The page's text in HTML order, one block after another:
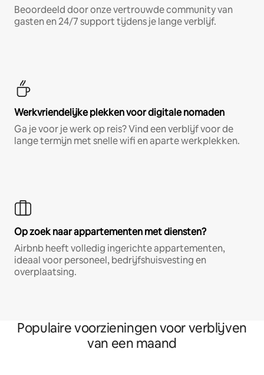
Beoordeeld door onze vertrouwde community van
gasten en 24/7 support tijdens je lange verblijf.
Werkvriendelijke plekken voor digitale nomaden
Ga je voor je werk op reis? Vind een verblijf voor de
lange termijn met snelle wifi en aparte werkplekken.
Op zoek naar appartementen met diensten?
Airbnb heeft volledig ingerichte appartementen,
ideaal voor personeel, bedrijfshuisvesting en
overplaatsing.
Populaire voorzieningen voor verblijven
van een maand